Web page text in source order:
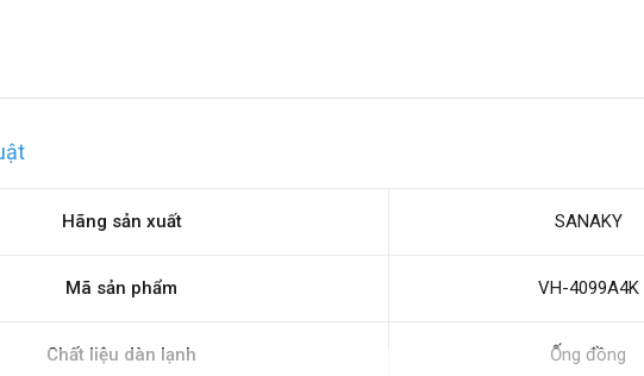
Hãng sản xuất SANAKY
Mã sản phẩm VH-4099A4K
Chất liệu dàn lạnh Ống đồng